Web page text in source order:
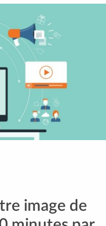
image de